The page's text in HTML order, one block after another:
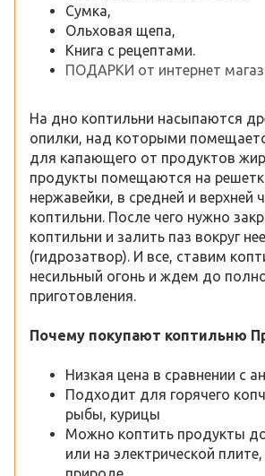
Сумка,
Ольховая щепа,
Книга с рецептами.
ПОДАРКИ от интернет
На дно коптильни насыпаются
опилки, над которыми
для капающего от продуктов
продукты помещаются на
нержавейки, в средней и верхней
коптильни. После чего нужно
коптильни и залить паз вокруг
(гидрозатвор). И все, ставим
несильный огонь и ждем до
приготовления.
Почему покупают коптильню
Низкая цена в сравнении с
Подходит для горячего
рыбы, курицы
Можно коптить продукты
или на электрической